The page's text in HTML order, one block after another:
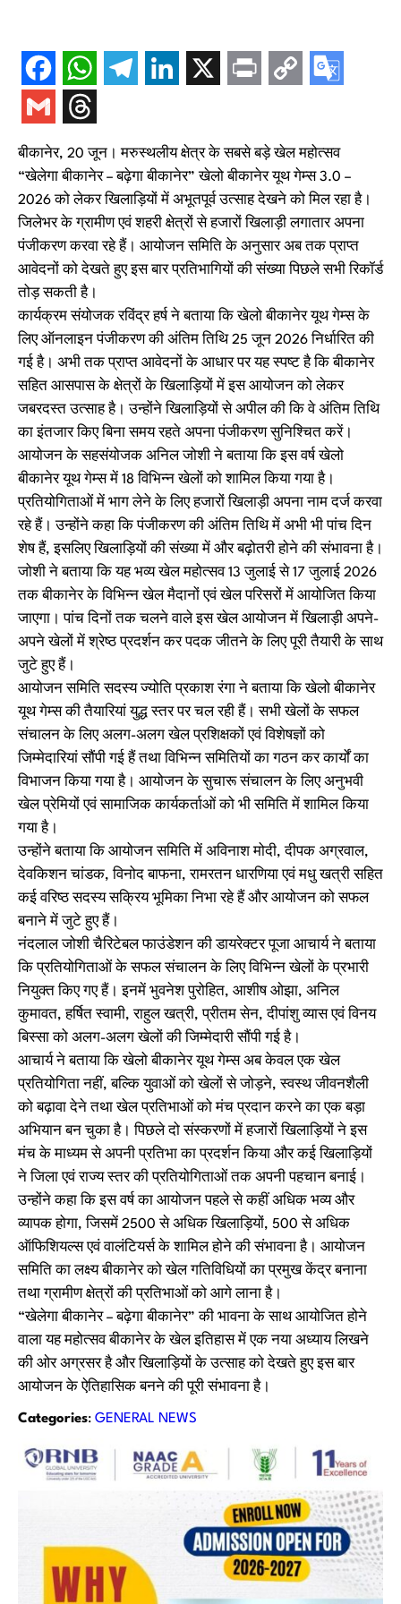
बीकानेर, 20 जून। मरुस्थलीय क्षेत्र के सबसे बड़े खेल महोत्सव
“खेलेगा बीकानेर – बढ़ेगा बीकानेर” खेलो बीकानेर यूथ गेम्स 3.0 –
2026 को लेकर खिलाड़ियों में अभूतपूर्व उत्साह देखने को मिल रहा है।
जिलेभर के ग्रामीण एवं शहरी क्षेत्रों से हजारों खिलाड़ी लगातार अपना
पंजीकरण करवा रहे हैं। आयोजन समिति के अनुसार अब तक प्राप्त
आवेदनों को देखते हुए इस बार प्रतिभागियों की संख्या पिछले सभी रिकॉर्ड
तोड़ सकती है।
कार्यक्रम संयोजक रविंद्र हर्ष ने बताया कि खेलो बीकानेर यूथ गेम्स के
लिए ऑनलाइन पंजीकरण की अंतिम तिथि 25 जून 2026 निर्धारित की
गई है। अभी तक प्राप्त आवेदनों के आधार पर यह स्पष्ट है कि बीकानेर
सहित आसपास के क्षेत्रों के खिलाड़ियों में इस आयोजन को लेकर
जबरदस्त उत्साह है। उन्होंने खिलाड़ियों से अपील की कि वे अंतिम तिथि
का इंतजार किए बिना समय रहते अपना पंजीकरण सुनिश्चित करें।
आयोजन के सहसंयोजक अनिल जोशी ने बताया कि इस वर्ष खेलो
बीकानेर यूथ गेम्स में 18 विभिन्न खेलों को शामिल किया गया है।
प्रतियोगिताओं में भाग लेने के लिए हजारों खिलाड़ी अपना नाम दर्ज करवा
रहे हैं। उन्होंने कहा कि पंजीकरण की अंतिम तिथि में अभी भी पांच दिन
शेष हैं, इसलिए खिलाड़ियों की संख्या में और बढ़ोतरी होने की संभावना है।
जोशी ने बताया कि यह भव्य खेल महोत्सव 13 जुलाई से 17 जुलाई 2026
तक बीकानेर के विभिन्न खेल मैदानों एवं खेल परिसरों में आयोजित किया
जाएगा। पांच दिनों तक चलने वाले इस खेल आयोजन में खिलाड़ी अपने-
अपने खेलों में श्रेष्ठ प्रदर्शन कर पदक जीतने के लिए पूरी तैयारी के साथ
जुटे हुए हैं।
आयोजन समिति सदस्य ज्योति प्रकाश रंगा ने बताया कि खेलो बीकानेर
यूथ गेम्स की तैयारियां युद्ध स्तर पर चल रही हैं। सभी खेलों के सफल
संचालन के लिए अलग-अलग खेल प्रशिक्षकों एवं विशेषज्ञों को
जिम्मेदारियां सौंपी गई हैं तथा विभिन्न समितियों का गठन कर कार्यों का
विभाजन किया गया है। आयोजन के सुचारू संचालन के लिए अनुभवी
खेल प्रेमियों एवं सामाजिक कार्यकर्ताओं को भी समिति में शामिल किया
गया है।
उन्होंने बताया कि आयोजन समिति में अविनाश मोदी, दीपक अग्रवाल,
देवकिशन चांडक, विनोद बाफना, रामरतन धारणिया एवं मधु खत्री सहित
कई वरिष्ठ सदस्य सक्रिय भूमिका निभा रहे हैं और आयोजन को सफल
बनाने में जुटे हुए हैं।
नंदलाल जोशी चैरिटेबल फाउंडेशन की डायरेक्टर पूजा आचार्य ने बताया
कि प्रतियोगिताओं के सफल संचालन के लिए विभिन्न खेलों के प्रभारी
नियुक्त किए गए हैं। इनमें भुवनेश पुरोहित, आशीष ओझा, अनिल
कुमावत, हर्षित स्वामी, राहुल खत्री, प्रीतम सेन, दीपांशु व्यास एवं विनय
बिस्सा को अलग-अलग खेलों की जिम्मेदारी सौंपी गई है।
आचार्य ने बताया कि खेलो बीकानेर यूथ गेम्स अब केवल एक खेल
प्रतियोगिता नहीं, बल्कि युवाओं को खेलों से जोड़ने, स्वस्थ जीवनशैली
को बढ़ावा देने तथा खेल प्रतिभाओं को मंच प्रदान करने का एक बड़ा
अभियान बन चुका है। पिछले दो संस्करणों में हजारों खिलाड़ियों ने इस
मंच के माध्यम से अपनी प्रतिभा का प्रदर्शन किया और कई खिलाड़ियों
ने जिला एवं राज्य स्तर की प्रतियोगिताओं तक अपनी पहचान बनाई।
उन्होंने कहा कि इस वर्ष का आयोजन पहले से कहीं अधिक भव्य और
व्यापक होगा, जिसमें 2500 से अधिक खिलाड़ियों, 500 से अधिक
ऑफिशियल्स एवं वालंटियर्स के शामिल होने की संभावना है। आयोजन
समिति का लक्ष्य बीकानेर को खेल गतिविधियों का प्रमुख केंद्र बनाना
तथा ग्रामीण क्षेत्रों की प्रतिभाओं को आगे लाना है।
“खेलेगा बीकानेर – बढ़ेगा बीकानेर” की भावना के साथ आयोजित होने
वाला यह महोत्सव बीकानेर के खेल इतिहास में एक नया अध्याय लिखने
की ओर अग्रसर है और खिलाड़ियों के उत्साह को देखते हुए इस बार
आयोजन के ऐतिहासिक बनने की पूरी संभावना है।
Categories: GENERAL NEWS